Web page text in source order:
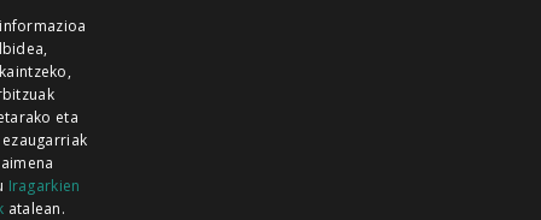
eta
Iragarkien
atalean.